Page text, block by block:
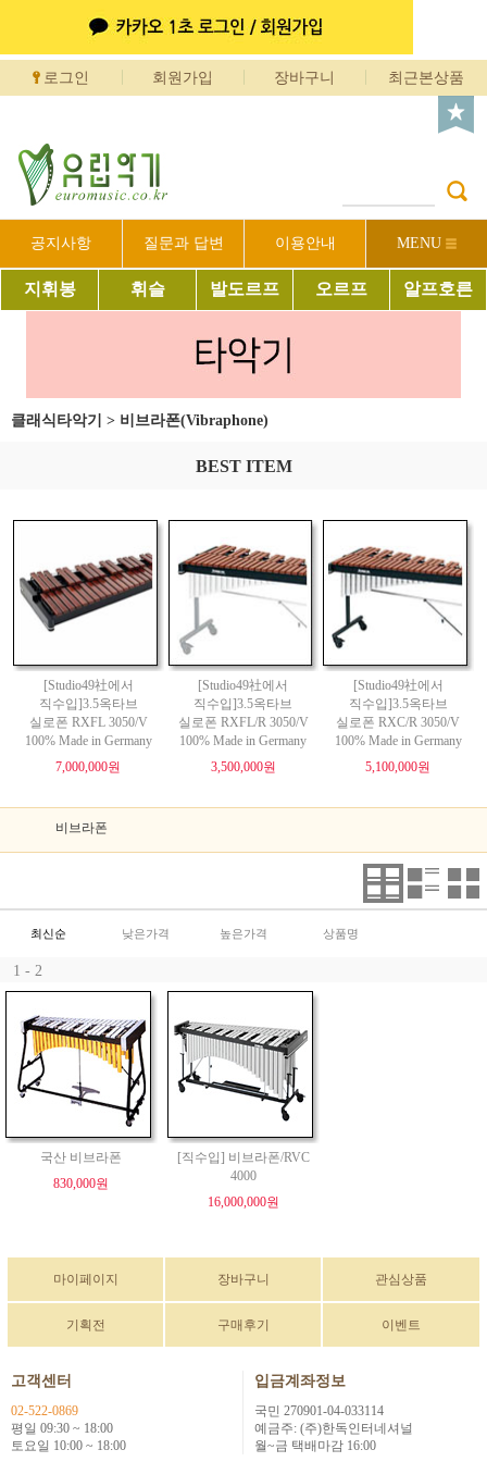
로그인 회원가입 장바구니 최근본상품
공지사항 질문과 답변 이용안내 MENU
지휘봉 휘슬 발도르프 오르프 알프호른
클래식타악기 > 비브라폰(Vibraphone)
BEST ITEM
[Studio49社에서
직수입]3.5옥타브
실로폰 RXFL 3050/V
100% Made in Germany
7,000,000원
[Studio49社에서
직수입]3.5옥타브
실로폰 RXFL/R 3050/V
100% Made in Germany
3,500,000원
[Studio49社에서
직수입]3.5옥타브
실로폰 RXC/R 3050/V
100% Made in Germany
5,100,000원
비브라폰
최신순 낮은가격 높은가격 상품명
1 - 2
국산 비브라폰
830,000원
[직수입] 비브라폰/RVC
4000
16,000,000원
마이페이지 장바구니 관심상품
기획전 구매후기 이벤트
고객센터
02-522-0869
평일 09:30 ~ 18:00
토요일 10:00 ~ 18:00
입금계좌정보
국민 270901-04-033114
예금주: (주)한독인터네셔널
월~금 택배마감 16:00